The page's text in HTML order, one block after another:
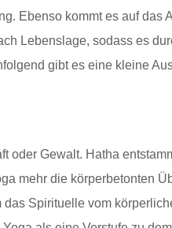
Ebenso kommt es auf das
Lebenslage, sodass es
gibt es eine kleine
oder Gewalt. Hatha
mehr die körperbetonten
Spirituelle vom